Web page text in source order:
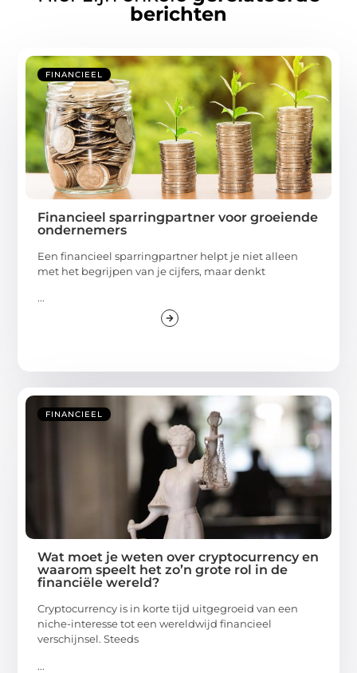
berichten
FINANCIEEL
Financieel sparringpartner voor groeiende
ondernemers
Een financieel sparringpartner helpt je niet alleen
met het begrijpen van je cijfers, maar denkt
...
FINANCIEEL
Wat moet je weten over cryptocurrency en
waarom speelt het zo’n grote rol in de
financiële wereld?
Cryptocurrency is in korte tijd uitgegroeid van een
niche-interesse tot een wereldwijd financieel
verschijnsel. Steeds
...